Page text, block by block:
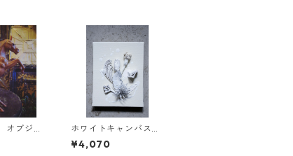
オブジェ
ホワイトキャンバス
F0-015
¥4,070